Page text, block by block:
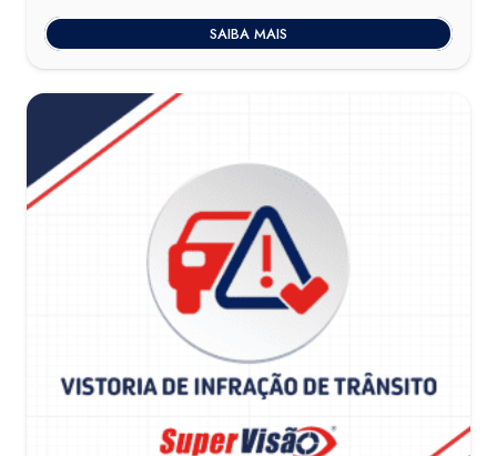
era:
R$400,00.
é:
R$320,00.
SAIBA MAIS